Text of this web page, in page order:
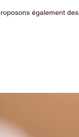
également des